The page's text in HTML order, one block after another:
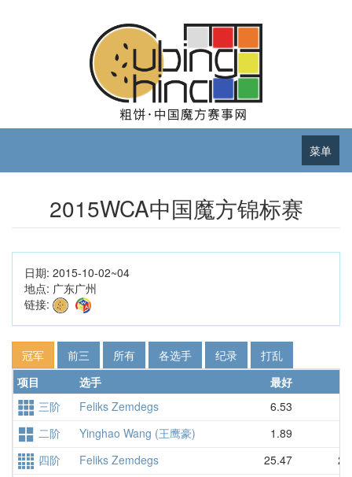
菜单
2015WCA中国魔方锦标赛
日期: 2015-10-02~04
地点: 广东广州
链接:
冠军 前三 所有 各选手 纪录
打乱
项目
选手 最好
三阶
Feliks Zemdegs 6.53
二阶
Yinghao Wang (王鹰豪) 1.89
四阶
Feliks Zemdegs 25.47